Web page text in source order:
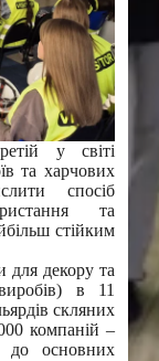
у світі
та харчових
спосіб
та
стійким
для декору та
в 11
скляних
компаній –
до основних